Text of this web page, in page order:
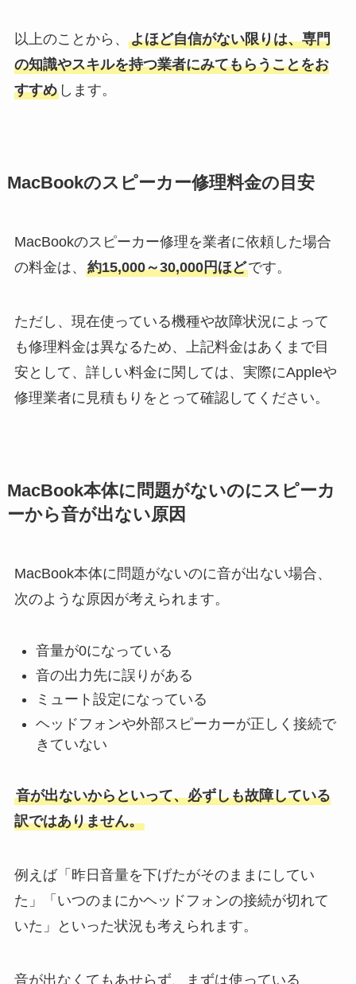
以上のことから、 よほど自信がない限りは、専門
の知識やスキルを持つ業者にみてもらうことをお
すすめします。
MacBookのスピーカー修理料金の目安
MacBookのスピーカー修理を業者に依頼した場合
の料金は、 約15,000～30,000円ほどです。
ただし、現在使っている機種や故障状況によって
も修理料金は異なるため、上記料金はあくまで目
安として、詳しい料金に関しては、実際にAppleや
修理業者に見積もりをとって確認してください。
MacBook本体に問題がないのにスピーカ
ーから音が出ない原因
MacBook本体に問題がないのに音が出ない場合、
次のような原因が考えられます。
音量が0になっている
音の出力先に誤りがある
ミュート設定になっている
ヘッドフォンや外部スピーカーが正しく接続で
きていない
音が出ないからといって、必ずしも故障している
訳ではありません。
例えば「昨日音量を下げたがそのままにしてい
た」「いつのまにかヘッドフォンの接続が切れて
いた」といった状況も考えられます。
音が出なくてもあせらず、まずは使っている